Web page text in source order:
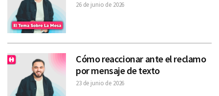
26 de junio de 2026
Cómo reaccionar ante el reclamo
por mensaje de texto
23 de junio de 2026